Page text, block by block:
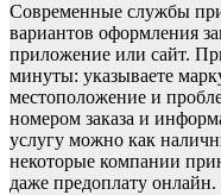
Современные службы
вариантов оформления
приложение или сайт.
минуты: указываете
местоположение и
номером заказа и
услугу можно как
некоторые компании
даже предоплату онлайн.